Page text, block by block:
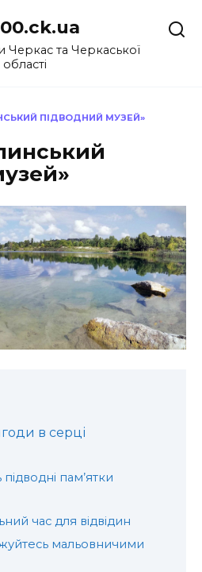
Черкас та Черкаської
області
ПІДВОДНИЙ МУЗЕЙ»
в серці
пам’ятки
час для відвідин
мальовничими